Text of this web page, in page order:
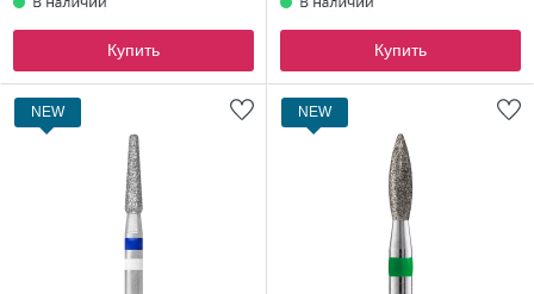
Купить Купить
NEW NEW